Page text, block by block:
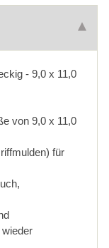
- 9,0 x 11,0
von 9,0 x 11,0
für